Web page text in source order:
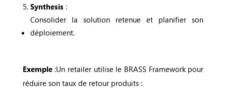
Synthesis:
Consolider la solution retenue et planifier son
déploiement.
Exemple:Un retailer utilise le BRASS Framework pour
réduire son taux de retour produits :